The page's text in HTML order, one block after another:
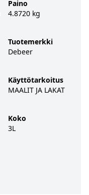
Paino
4.8720 kg
Tuotemerkki
Debeer
Käyttötarkoitus
MAALIT JA LAKAT
Koko
3L